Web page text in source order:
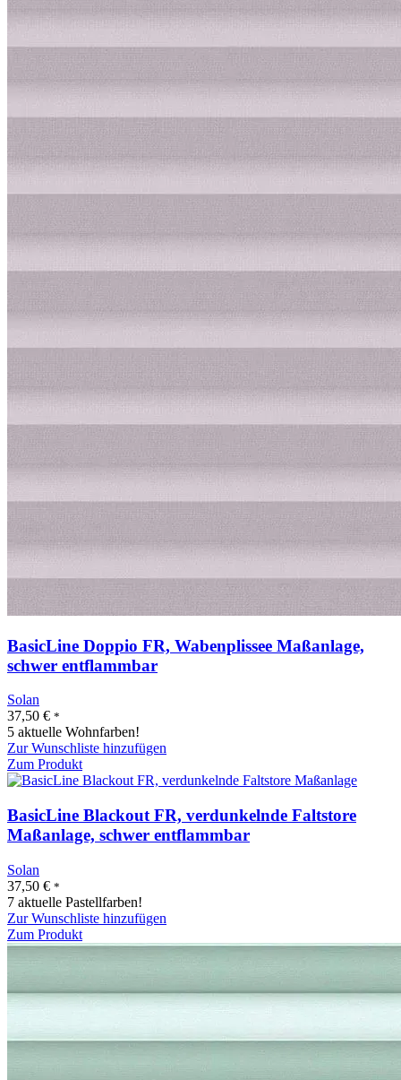
BasicLine Doppio FR, Wabenplissee Maßanlage,
schwer entflammbar
Solan
37,50 € *
5 aktuelle Wohnfarben!
Zur Wunschliste hinzufügen
Zum Produkt
BasicLine Blackout FR, verdunkelnde Faltstore
Maßanlage, schwer entflammbar
Solan
37,50 € *
7 aktuelle Pastellfarben!
Zur Wunschliste hinzufügen
Zum Produkt